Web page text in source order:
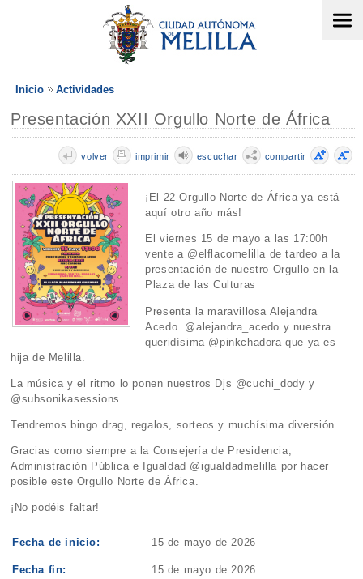
Inicio Actividades
Presentación XXII Orgullo Norte de África
compartir
escuchar
imprimir
volver
¡El 22 Orgullo Norte de África ya está
aquí otro año más!
El viernes 15 de mayo a las 17:00h
vente a @elflacomelilla de tardeo a la
presentación de nuestro Orgullo en la
Plaza de las Culturas
Presenta la maravillosa Alejandra
Acedo @alejandra_acedo y nuestra
queridísima @pinkchadora que ya es
hija de Melilla.
La música y el ritmo lo ponen nuestros Djs @cuchi_dody y
@subsonikasessions
Tendremos bingo drag, regalos, sorteos y muchísima diversión.
Gracias como siempre a la Consejería de Presidencia,
Administración Pública e Igualdad @igualdadmelilla por hacer
posible este Orgullo Norte de África.
¡No podéis faltar!
Fecha de inicio: 15 de mayo de 2026
Fecha fin: 15 de mayo de 2026